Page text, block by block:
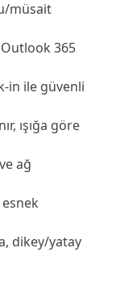
müsait
Outlook 365
in ile güvenli
ışığa göre
ağ
dikey/yatay